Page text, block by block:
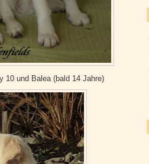
10 und Balea (bald 14 Jahre)